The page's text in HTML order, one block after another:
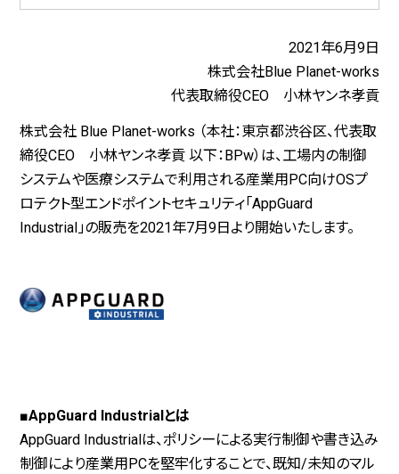
2021年6月9日
株式会社Blue Planet-works
代表取締役CEO 小林ヤンネ孝貢
株式会社 Blue Planet-works （本社：東京都渋谷区、代表取
締役CEO 小林ヤンネ孝貢 以下：BPw）は、工場内の制御
システムや医療システムで利用される産業用PC向けOSプ
ロテクト型エンドポイントセキュリティ「AppGuard
Industrial」の販売を2021年7月9日より開始いたします。
■AppGuard Industrialとは
AppGuard Industrialは、ポリシーによる実行制御や書き込み
制御により産業用PCを堅牢化することで、既知/未知のマル